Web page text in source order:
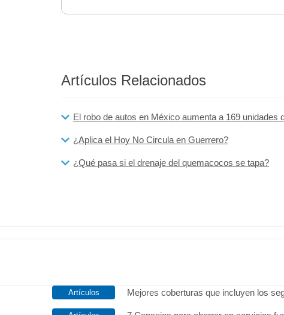
Artículos Relacionados
El robo de autos en México aumenta a 169 unidades
¿Aplica el Hoy No Circula en Guerrero?
¿Qué pasa si el drenaje del quemacocos se tapa?
Mejores coberturas que incluyen los